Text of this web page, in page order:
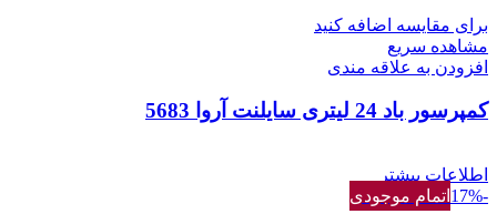
برای مقایسه اضافه کنید
مشاهده سریع
افزودن به علاقه مندی
کمپرسور باد 24 لیتری سایلنت آروا 5683
اطلاعات بیشتر
-17%
اتمام موجودی